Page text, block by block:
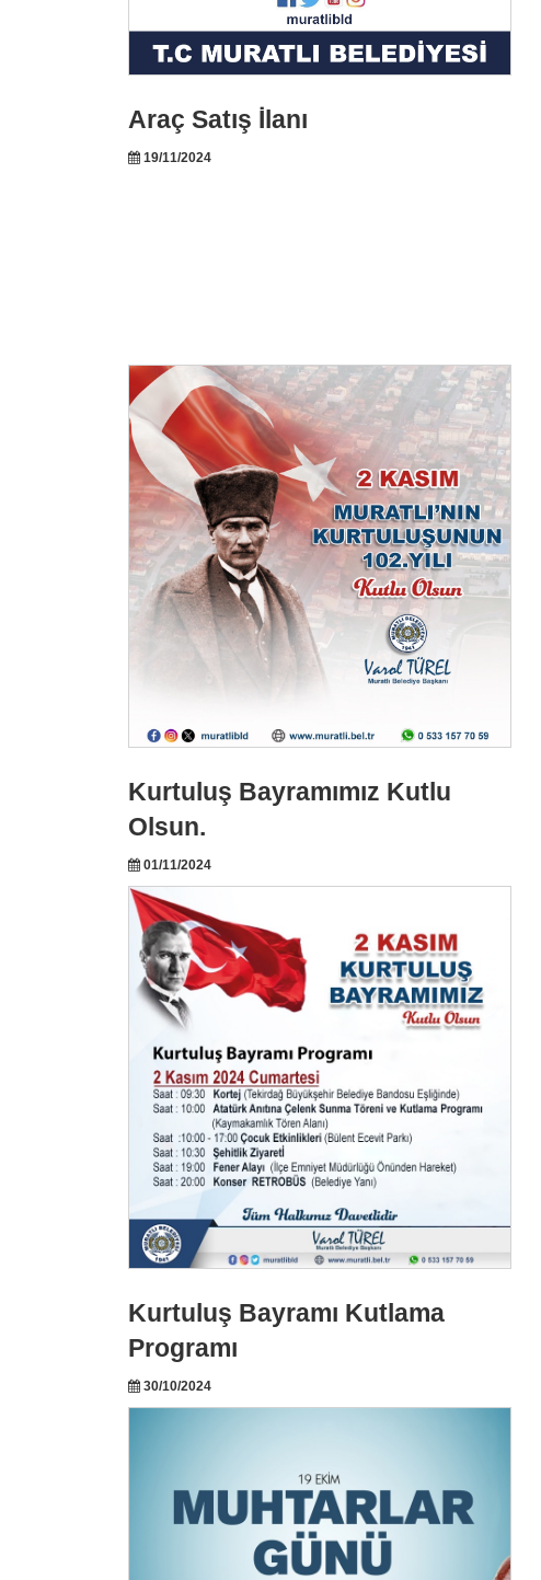
Araç Satış İlanı
19/11/2024
Kurtuluş Bayramımız Kutlu
Olsun.
01/11/2024
Kurtuluş Bayramı Kutlama
Programı
30/10/2024